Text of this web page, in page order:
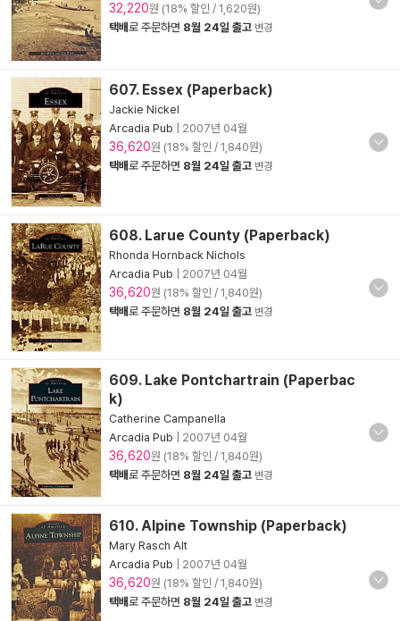
32,220원 (18% 할인 / 1,620원)
택배로 주문하면 8월 24일 출고 변경
607. Essex (Paperback)
Jackie Nickel
Arcadia Pub
2007년 04월
36,620원 (18% 할인 / 1,840원)
택배로 주문하면 8월 24일 출고 변경
608. Larue County (Paperback)
Rhonda Hornback Nichols
Arcadia Pub
2007년 04월
36,620원 (18% 할인 / 1,840원)
택배로 주문하면 8월 24일 출고 변경
609. Lake Pontchartrain (Paperbac
k)
Catherine Campanella
Arcadia Pub
2007년 04월
36,620원 (18% 할인 / 1,840원)
택배로 주문하면 8월 24일 출고 변경
610. Alpine Township (Paperback)
Mary Rasch Alt
Arcadia Pub
2007년 04월
36,620원 (18% 할인 / 1,840원)
택배로 주문하면 8월 24일 출고 변경